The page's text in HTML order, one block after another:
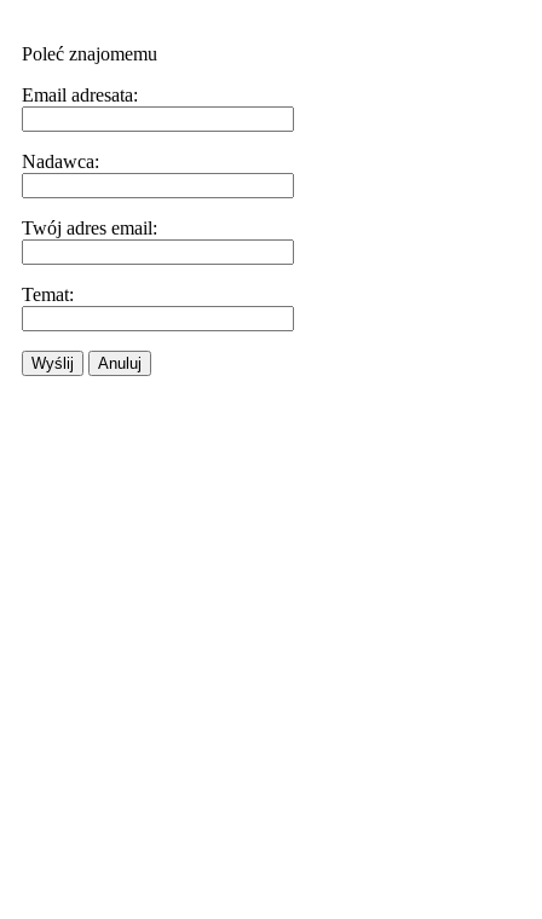
Poleć znajomemu
Email adresata:
Nadawca:
Twój adres email:
Temat:
Wyślij Anuluj